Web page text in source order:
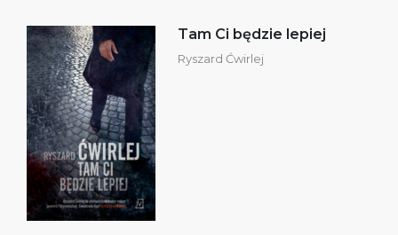
Tam Ci będzie lepiej
Ryszard Ćwirlej